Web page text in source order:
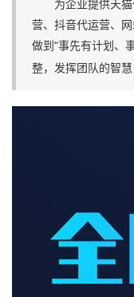
为企业提供天猫
营、抖音代运营、
做到“事先有计划、
整，发挥团队的智